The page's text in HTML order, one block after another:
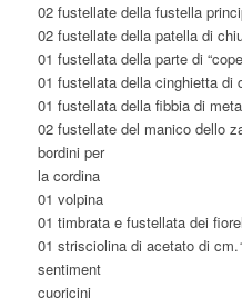
02 fustellate della fustella
02 fustellate della patella di
01 fustellata della parte di
01 fustellata della cinghietta di
01 fustellata della fibbia di
02 fustellate del manico dello
bordini per
la cordina
01 volpina
01 timbrata e fustellata dei
01 strisciolina di acetato di
sentiment
cuoricini